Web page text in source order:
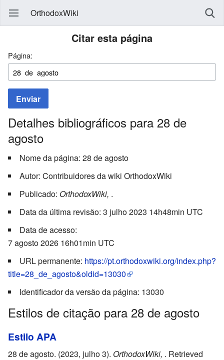
OrthodoxWiki
Citar esta página
Página:
Enviar
Detalhes bibliográficos para 28 de
agosto
Nome da página: 28 de agosto
Autor: Contribuidores da wiki OrthodoxWiki
Publicado: OrthodoxWiki, .
Data da última revisão: 3 julho 2023 14h48min UTC
Data de acesso:
7 agosto 2026 16h01min UTC
URL permanente: https://pt.orthodoxwiki.org/index.php?
title=28_de_agosto&oldid=13030
Identificador da versão da página: 13030
Estilos de citação para 28 de agosto
Estilo APA
28 de agosto. (2023, julho 3). OrthodoxWiki, . Retrieved